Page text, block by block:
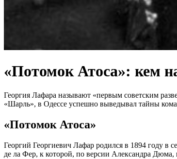
«Потомок Атоса»: кем
Георгия Лафара называют «первым советским
«Шарль», в Одессе успешно выведывал тайны
«Потомок Атоса»
Георгий Георгиевич Лафар родился в 1894 году
де ла Фер, к которой, по версии Александра